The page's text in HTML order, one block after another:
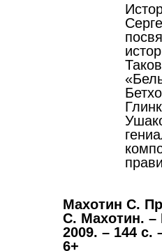
Махотин С.
С. Махотин.
2009. – 144 с.
6+